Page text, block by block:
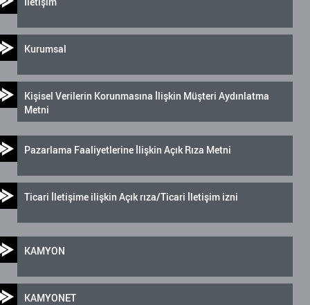
Kurumsal
Kişisel Verilerin Korunmasına İlişkin Müşteri Aydınlatma
Metni
Pazarlama Faaliyetlerine İlişkin Açık Rıza Metni
Ticari İletişime ilişkin Açık rıza/Ticari İletişim izni
KAMYON
KAMYONET